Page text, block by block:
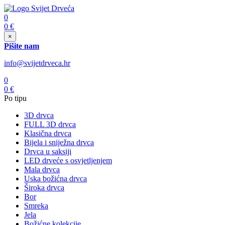
0
0 €
×
Pišite nam
info@svijetdrveca.hr
0
0 €
Po tipu
3D drvca
FULL 3D drvca
Klasična drvca
Bijela i sniježna drvca
Drvca u saksiji
LED drveće s osvjetljenjem
Mala drvca
Uska božićna drvca
Široka drvca
Bor
Smreka
Jela